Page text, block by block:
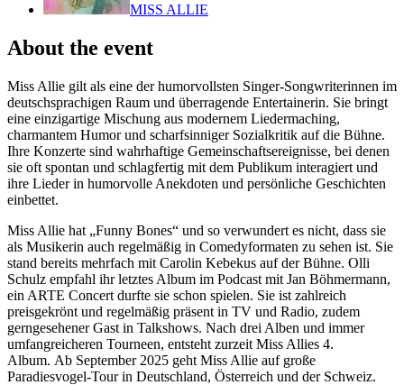
MISS ALLIE
About the event
Miss Allie gilt als eine der humorvollsten Singer-Songwriterinnen im
deutschsprachigen Raum und überragende Entertainerin. Sie bringt
eine einzigartige Mischung aus modernem Liedermaching,
charmantem Humor und scharfsinniger Sozialkritik auf die Bühne.
Ihre Konzerte sind wahrhaftige Gemeinschaftsereignisse, bei denen
sie oft spontan und schlagfertig mit dem Publikum interagiert und
ihre Lieder in humorvolle Anekdoten und persönliche Geschichten
einbettet.
Miss Allie hat „Funny Bones“ und so verwundert es nicht, dass sie
als Musikerin auch regelmäßig in Comedyformaten zu sehen ist. Sie
stand bereits mehrfach mit Carolin Kebekus auf der Bühne. Olli
Schulz empfahl ihr letztes Album im Podcast mit Jan Böhmermann,
ein ARTE Concert durfte sie schon spielen. Sie ist zahlreich
preisgekrönt und regelmäßig präsent in TV und Radio, zudem
gerngesehener Gast in Talkshows. Nach drei Alben und immer
umfangreicheren Tourneen, entsteht zurzeit Miss Allies 4.
Album. Ab September 2025 geht Miss Allie auf große
Paradiesvogel-Tour in Deutschland, Österreich und der Schweiz.